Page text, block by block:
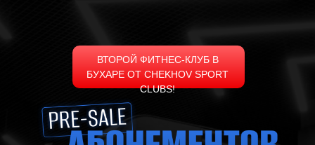
ВТОРОЙ ФИТНЕС-КЛУБ В
БУХАРЕ ОТ CHEKHOV SPORT
CLUBS!